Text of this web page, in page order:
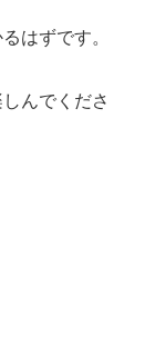
はずです。
んでくださ